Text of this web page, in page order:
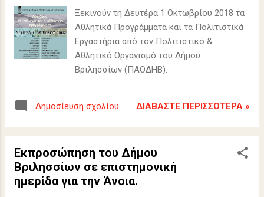
Ξεκινούν τη Δευτέρα 1 Οκτωβρίου 2018 τα
Αθλητικά Προγράμματα και τα Πολιτιστικά
Εργαστήρια από τον Πολιτιστικό &
Αθλητικό Οργανισμό του Δήμου
Βριλησσίων (ΠΑΟΔΗΒ).
Δημοσίευση σχολίου ΔΙΑΒΆΣΤΕ ΠΕΡΙΣΣΌΤΕΡΑ »
Εκπροσώπηση του Δήμου
Βριλησσίων σε επιστημονική
ημερίδα για την Άνοια.